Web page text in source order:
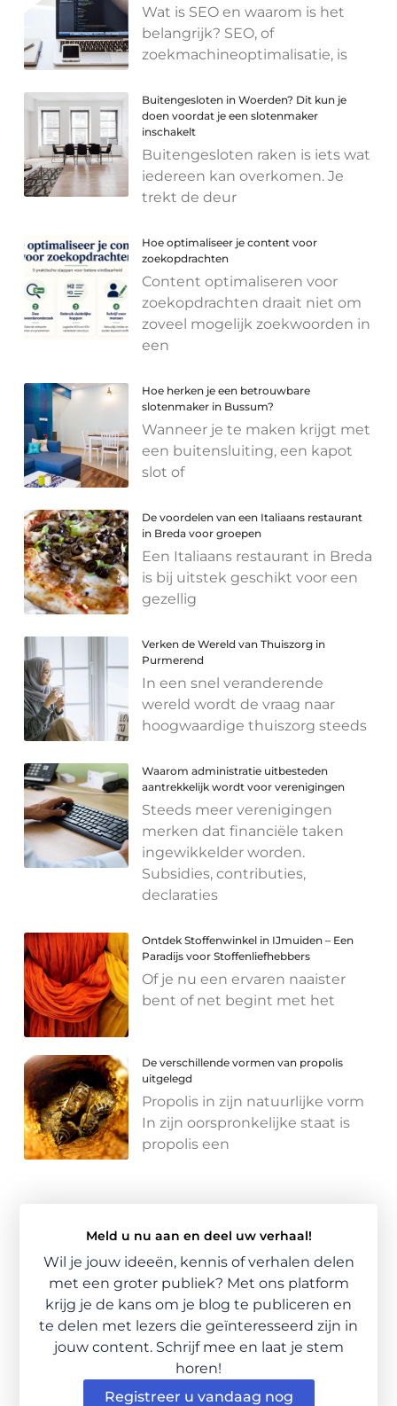
Wat is SEO en waarom is het
belangrijk? SEO, of
zoekmachineoptimalisatie, is
Buitengesloten in Woerden? Dit kun je
doen voordat je een slotenmaker
inschakelt
Buitengesloten raken is iets wat
iedereen kan overkomen. Je
trekt de deur
Hoe optimaliseer je content voor
zoekopdrachten
Content optimaliseren voor
zoekopdrachten draait niet om
zoveel mogelijk zoekwoorden in
een
Hoe herken je een betrouwbare
slotenmaker in Bussum?
Wanneer je te maken krijgt met
een buitensluiting, een kapot
slot of
De voordelen van een Italiaans restaurant
in Breda voor groepen
Een Italiaans restaurant in Breda
is bij uitstek geschikt voor een
gezellig
Verken de Wereld van Thuiszorg in
Purmerend
In een snel veranderende
wereld wordt de vraag naar
hoogwaardige thuiszorg steeds
Waarom administratie uitbesteden
aantrekkelijk wordt voor verenigingen
Steeds meer verenigingen
merken dat financiële taken
ingewikkelder worden.
Subsidies, contributies,
declaraties
Ontdek Stoffenwinkel in IJmuiden – Een
Paradijs voor Stoffenliefhebbers
Of je nu een ervaren naaister
bent of net begint met het
De verschillende vormen van propolis
uitgelegd
Propolis in zijn natuurlijke vorm
In zijn oorspronkelijke staat is
propolis een
Meld u nu aan en deel uw verhaal!
Wil je jouw ideeën, kennis of verhalen delen
met een groter publiek? Met ons platform
krijg je de kans om je blog te publiceren en
te delen met lezers die geïnteresseerd zijn in
jouw content. Schrijf mee en laat je stem
horen!
Registreer u vandaag nog